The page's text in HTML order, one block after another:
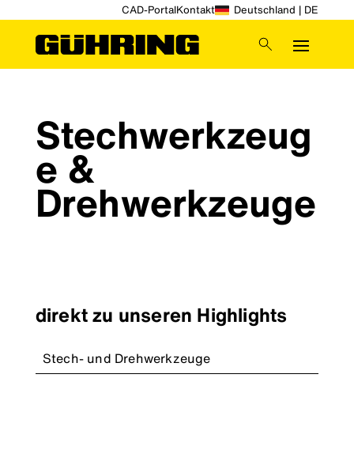
CAD-PortalKontakt Deutschland | DE
Stechwerkzeug
e &
Drehwerkzeuge
direkt zu unseren Highlights
Stech- und Drehwerkzeuge